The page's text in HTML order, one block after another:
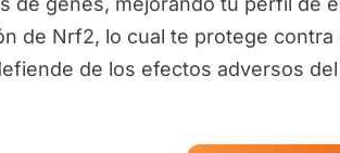
de Nrf2, lo cual te protege
de los efectos adversos